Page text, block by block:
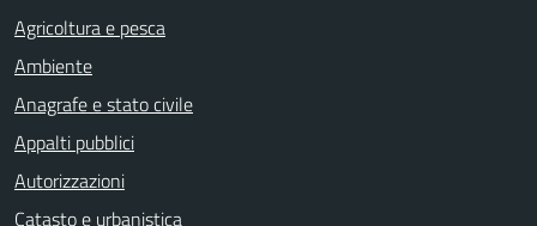
Agricoltura e pesca
Ambiente
Anagrafe e stato civile
Appalti pubblici
Autorizzazioni
Catasto e urbanistica